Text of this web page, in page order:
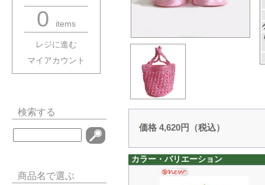
0 items
レジに進む
マイアカウント
検索する
商品名で選ぶ
価格 4,620円（税込）
カラー・バリエーション